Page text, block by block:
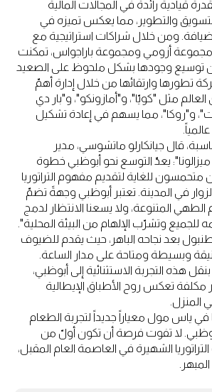
قيادية رائدة في المجالات المالية
والتطوير، مما يعكس تميزه في
ومن خلال شراكات استراتيجية مع
أزومي ومجموعة باراجواس، تمكنت
وجودها بشكل ملحوظ على الصعيد
تطورها وارتقائها من خلال إدارة أهمّ
مثل "كويّا"، و"أمازونكو"، و"بار دي
و"روكا"، مما يسهم في إعادة تشكيل
قال جيانكارلو ماتشوسي، مدير
يعدّ التوسع نحو أبوظبي خطوة
متحمسون للغاية لتقديم مفهوم التراتوريا
في المدينة. تعتبر أبوظبي وجهةً تضمّ
المتنوعة، ولا يسعنا الانتظار لدمج
للجميع وتشرّب الإلهام من البيئة المحلية".
بعد نجاحه الباهر، حيث يقدم للضيوف
وبسيطة ومتاحة على مدار الساعة.
هذه التجربة الاستثنائية إلى أبوظبي،
مكلفة تعكس روح الأطباق الإيطالية
المنزل.
في ياس مول معياراً جديداً لتجربة الطعام
لا تفوت فرصة أن تكون أولّ من
الشهيرة في العاصمة العام المقبل،